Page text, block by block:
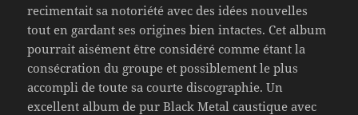
recimentait sa notoriété avec des idées nouvelles
tout en gardant ses origines bien intactes. Cet album
pourrait aisément être considéré comme étant la
consécration du groupe et possiblement le plus
accompli de toute sa courte discographie. Un
excellent album de pur Black Metal caustique avec